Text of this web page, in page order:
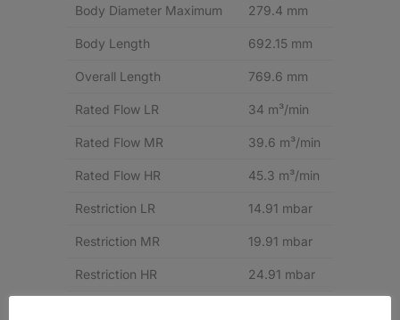
Body Diameter Maximum 279.4 mm
Body Length 692.15 mm
Overall Length 769.6 mm
Rated Flow LR 34 m³/min
Rated Flow MR 39.6 m³/min
Rated Flow HR 45.3 m³/min
Restriction LR 14.91 mbar
Restriction MR 19.91 mbar
Restriction HR 24.91 mbar